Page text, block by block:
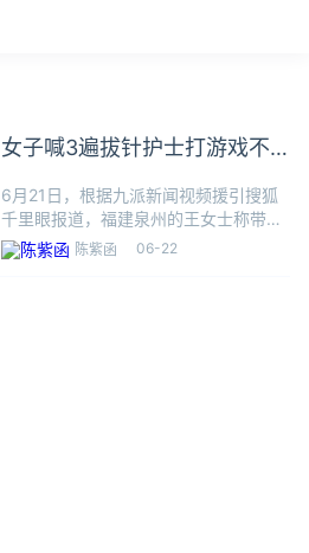
女子喊3遍拔针护士打游戏不
6月21日，根据九派新闻视频援引搜狐
千里眼报道，福建泉州的王女士称带家
人去东南医院挂夜间急诊看病，遇值班
护士一直打游戏工作懈怠，此事引发关
陈紫函 06-22